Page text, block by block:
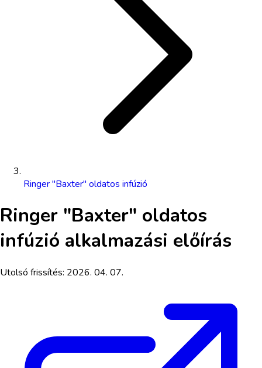
Ringer "Baxter" oldatos infúzió
Ringer "Baxter" oldatos
infúzió alkalmazási előírás
Utolsó frissítés: 2026. 04. 07.